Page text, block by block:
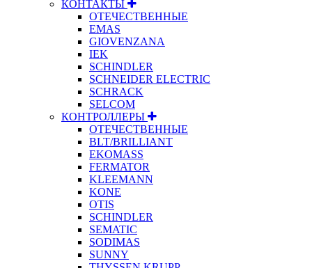
КОНТАКТЫ
ОТЕЧЕСТВЕННЫЕ
EMAS
GIOVENZANA
IEK
SCHINDLER
SCHNEIDER ELECTRIC
SCHRACK
SELCOM
КОНТРОЛЛЕРЫ
ОТЕЧЕСТВЕННЫЕ
BLT/BRILLIANT
EKOMASS
FERMATOR
KLEEMANN
KONE
OTIS
SCHINDLER
SEMATIC
SODIMAS
SUNNY